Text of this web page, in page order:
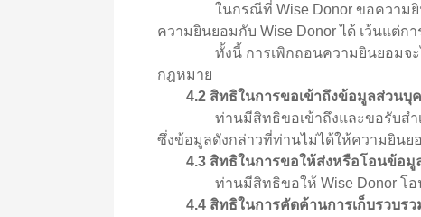
ในกรณีที่ Wise Donor ขอความยินย
ความยินยอมกับ Wise Donor ได้ เว้นแต่
ทั้งนี้ การเพิกถอนความยินยอมจะไม่
กฎหมาย
4.2 สิทธิในการขอเข้าถึงข้อมูลส่วนบุ
ท่านมีสิทธิขอเข้าถึงและขอรับสำเนาข้
ซึ่งข้อมูลดังกล่าวที่ท่านไม่ได้ให้ความยินย
4.3 สิทธิในการขอให้ส่งหรือโอนข้อ
ท่านมีสิทธิขอให้ Wise Donor โอนข้
4.4 สิทธิในการคัดค้านการเก็บรวบร